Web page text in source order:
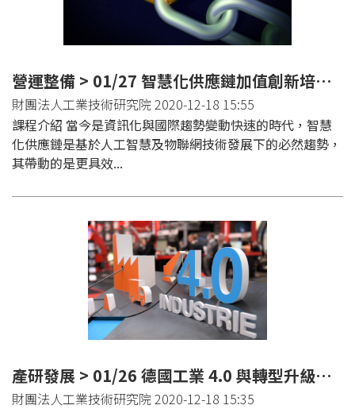
營運整備 > 01/27 智慧化供應鏈加值創新培訓班(台中)
財團法人工業技術研究院 2020-12-18 15:55
課程介紹 當今是資訊化與國際趨勢變動快速的時代，智慧
化供應鏈是基於人工智慧及物聯網技術發展下的必然趨勢，
其帶動的是更具效...
產研發展 > 01/26 德國工業 4.0 與轉型升級班(台北)
財團法人工業技術研究院 2020-12-18 15:35